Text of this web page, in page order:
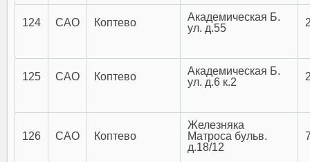
124 САО Коптево
Академическая Б.
ул. д.55
125 САО Коптево
Академическая Б.
ул. д.6 к.2
126 САО Коптево
Железняка
Матроса бульв.
д.18/12